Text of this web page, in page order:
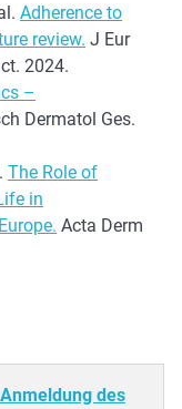
Adherence to
review. J Eur
2024.
–
Dermatol Ges.
The Role of
in
Acta Derm
des